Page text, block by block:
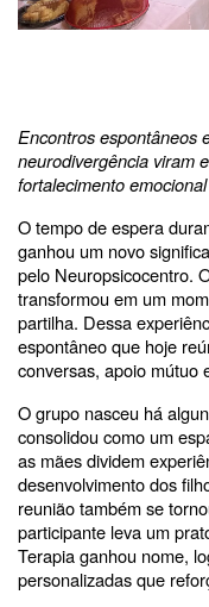
Encontros espontâneos
neurodivergência viram
fortalecimento emocional
O tempo de espera
ganhou um novo
pelo Neuropsicocentro.
transformou em um
partilha. Dessa
espontâneo que hoje
conversas, apoio mútuo
O grupo nasceu há
consolidou como um
as mães dividem
desenvolvimento dos
reunião também se
participante leva um
Terapia ganhou nome,
personalizadas que